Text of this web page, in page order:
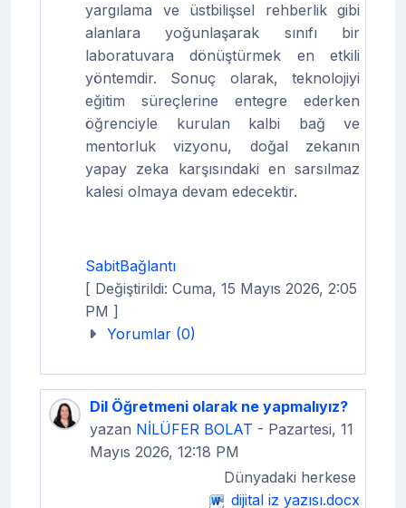
yargılama ve üstbilişsel rehberlik gibi
alanlara yoğunlaşarak sınıfı bir
laboratuvara dönüştürmek en etkili
yöntemdir. Sonuç olarak, teknolojiyi
eğitim süreçlerine entegre ederken
öğrenciyle kurulan kalbi bağ ve
mentorluk vizyonu, doğal zekanın
yapay zeka karşısındaki en sarsılmaz
kalesi olmaya devam edecektir.
SabitBağlantı
[ Değiştirildi: Cuma, 15 Mayıs 2026, 2:05
PM ]
Yorumlar (0)
Dil Öğretmeni olarak ne yapmalıyız?
yazan NİLÜFER BOLAT - Pazartesi, 11
Mayıs 2026, 12:18 PM
Dünyadaki herkese
dijital iz yazısı.docx